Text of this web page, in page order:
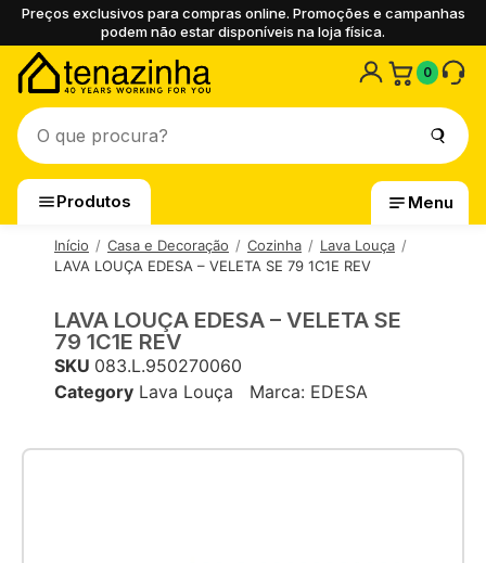
Preços exclusivos para compras online. Promoções e campanhas
podem não estar disponíveis na loja física.
0
Produtos Menu
Início Casa e Decoração Cozinha
Lava Louça
LAVA LOUÇA EDESA – VELETA SE 79 1C1E REV
LAVA LOUÇA EDESA – VELETA SE
79 1C1E REV
SKU 083.L.950270060
Category Lava Louça Marca: EDESA